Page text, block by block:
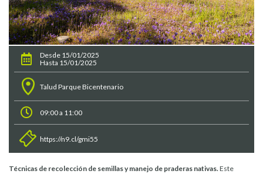
Desde 15/01/2025
Hasta 15/01/2025
Talud Parque Bicentenario
09:00 a 11:00
https://n9.cl/gmi55
Técnicas de recolección de semillas y manejo de praderas nativas.Este